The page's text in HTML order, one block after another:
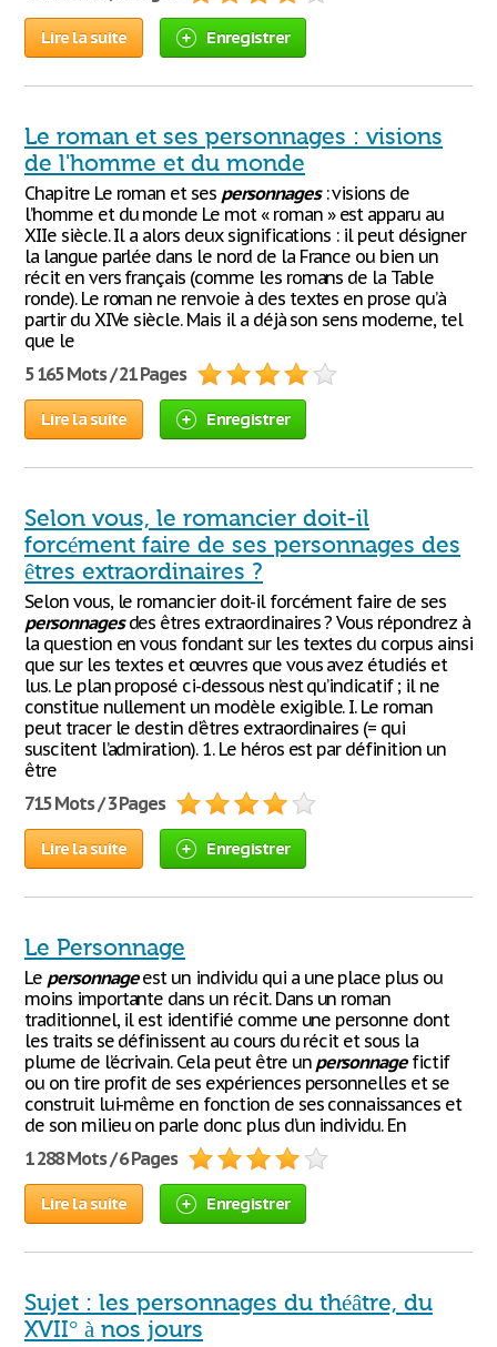
Lire la suite Enregistrer
Le roman et ses personnages : visions
de l'homme et du monde
Chapitre Le roman et ses personnages: visions de
l’homme et du monde Le mot « roman » est apparu au
XIIe siècle. Il a alors deux significations : il peut désigner
la langue parlée dans le nord de la France ou bien un
récit en vers français (comme les romans de la Table
ronde). Le roman ne renvoie à des textes en prose qu’à
partir du XIVe siècle. Mais il a déjà son sens moderne, tel
que le
5 165 Mots / 21 Pages
Lire la suite Enregistrer
Selon vous, le romancier doit-il
forcément faire de ses personnages des
êtres extraordinaires ?
Selon vous, le romancier doit-il forcément faire de ses
personnagesdes êtres extraordinaires ? Vous répondrez à
la question en vous fondant sur les textes du corpus ainsi
que sur les textes et œuvres que vous avez étudiés et
lus. Le plan proposé ci-dessous n’est qu’indicatif ; il ne
constitue nullement un modèle exigible. I. Le roman
peut tracer le destin d'êtres extraordinaires (= qui
suscitent l’admiration). 1. Le héros est par définition un
être
715 Mots / 3 Pages
Lire la suite Enregistrer
Le Personnage
Le personnageest un individu qui a une place plus ou
moins importante dans un récit. Dans un roman
traditionnel, il est identifié comme une personne dont
les traits se définissent au cours du récit et sous la
plume de l’écrivain. Cela peut être un personnagefictif
ou on tire profit de ses expériences personnelles et se
construit lui-même en fonction de ses connaissances et
de son milieu on parle donc plus d’un individu. En
1 288 Mots / 6 Pages
Lire la suite Enregistrer
Sujet : les personnages du théâtre, du
XVII° à nos jours